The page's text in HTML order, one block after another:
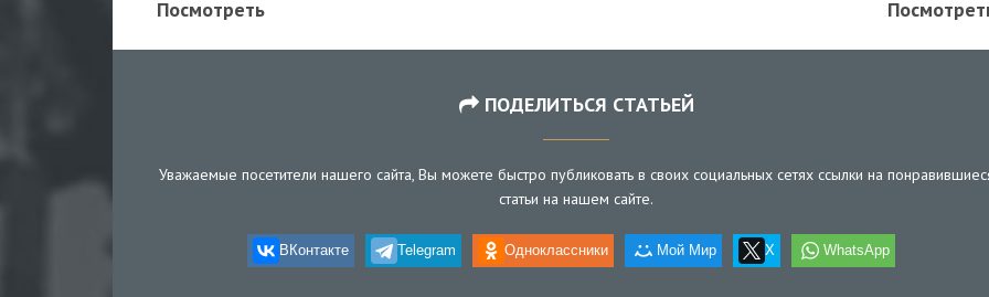
Посмотреть
ПОДЕЛИТЬСЯ СТАТЬЕЙ
Уважаемые посетители нашего сайта, Вы можете быстро публиковать в своих социальных сетях ссылки на
статьи на нашем сайте.
ВКонтакте Telegram Одноклассники Мой Мир X WhatsApp